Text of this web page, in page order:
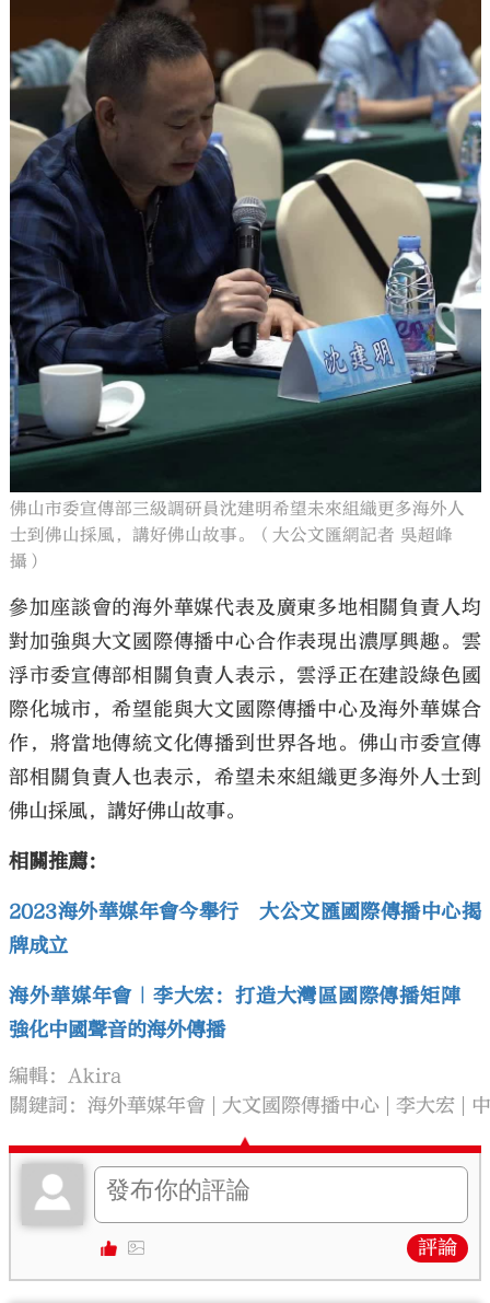
佛山市委宣傳部三級調研員沈建明希望未來組織更多海外人
士到佛山採風，講好佛山故事。（大公文匯網記者 吳超峰
攝）
參加座談會的海外華媒代表及廣東多地相關負責人均
對加強與大文國際傳播中心合作表現出濃厚興趣。雲
浮市委宣傳部相關負責人表示，雲浮正在建設綠色國
際化城市，希望能與大文國際傳播中心及海外華媒合
作，將當地傳統文化傳播到世界各地。佛山市委宣傳
部相關負責人也表示，希望未來組織更多海外人士到
佛山採風，講好佛山故事。
相關推薦：
2023海外華媒年會今舉行 大公文匯國際傳播中心揭
牌成立
海外華媒年會｜李大宏：打造大灣區國際傳播矩陣
強化中國聲音的海外傳播
編輯：Akira
關鍵詞：海外華媒年會 大文國際傳播中心 李大宏
評論